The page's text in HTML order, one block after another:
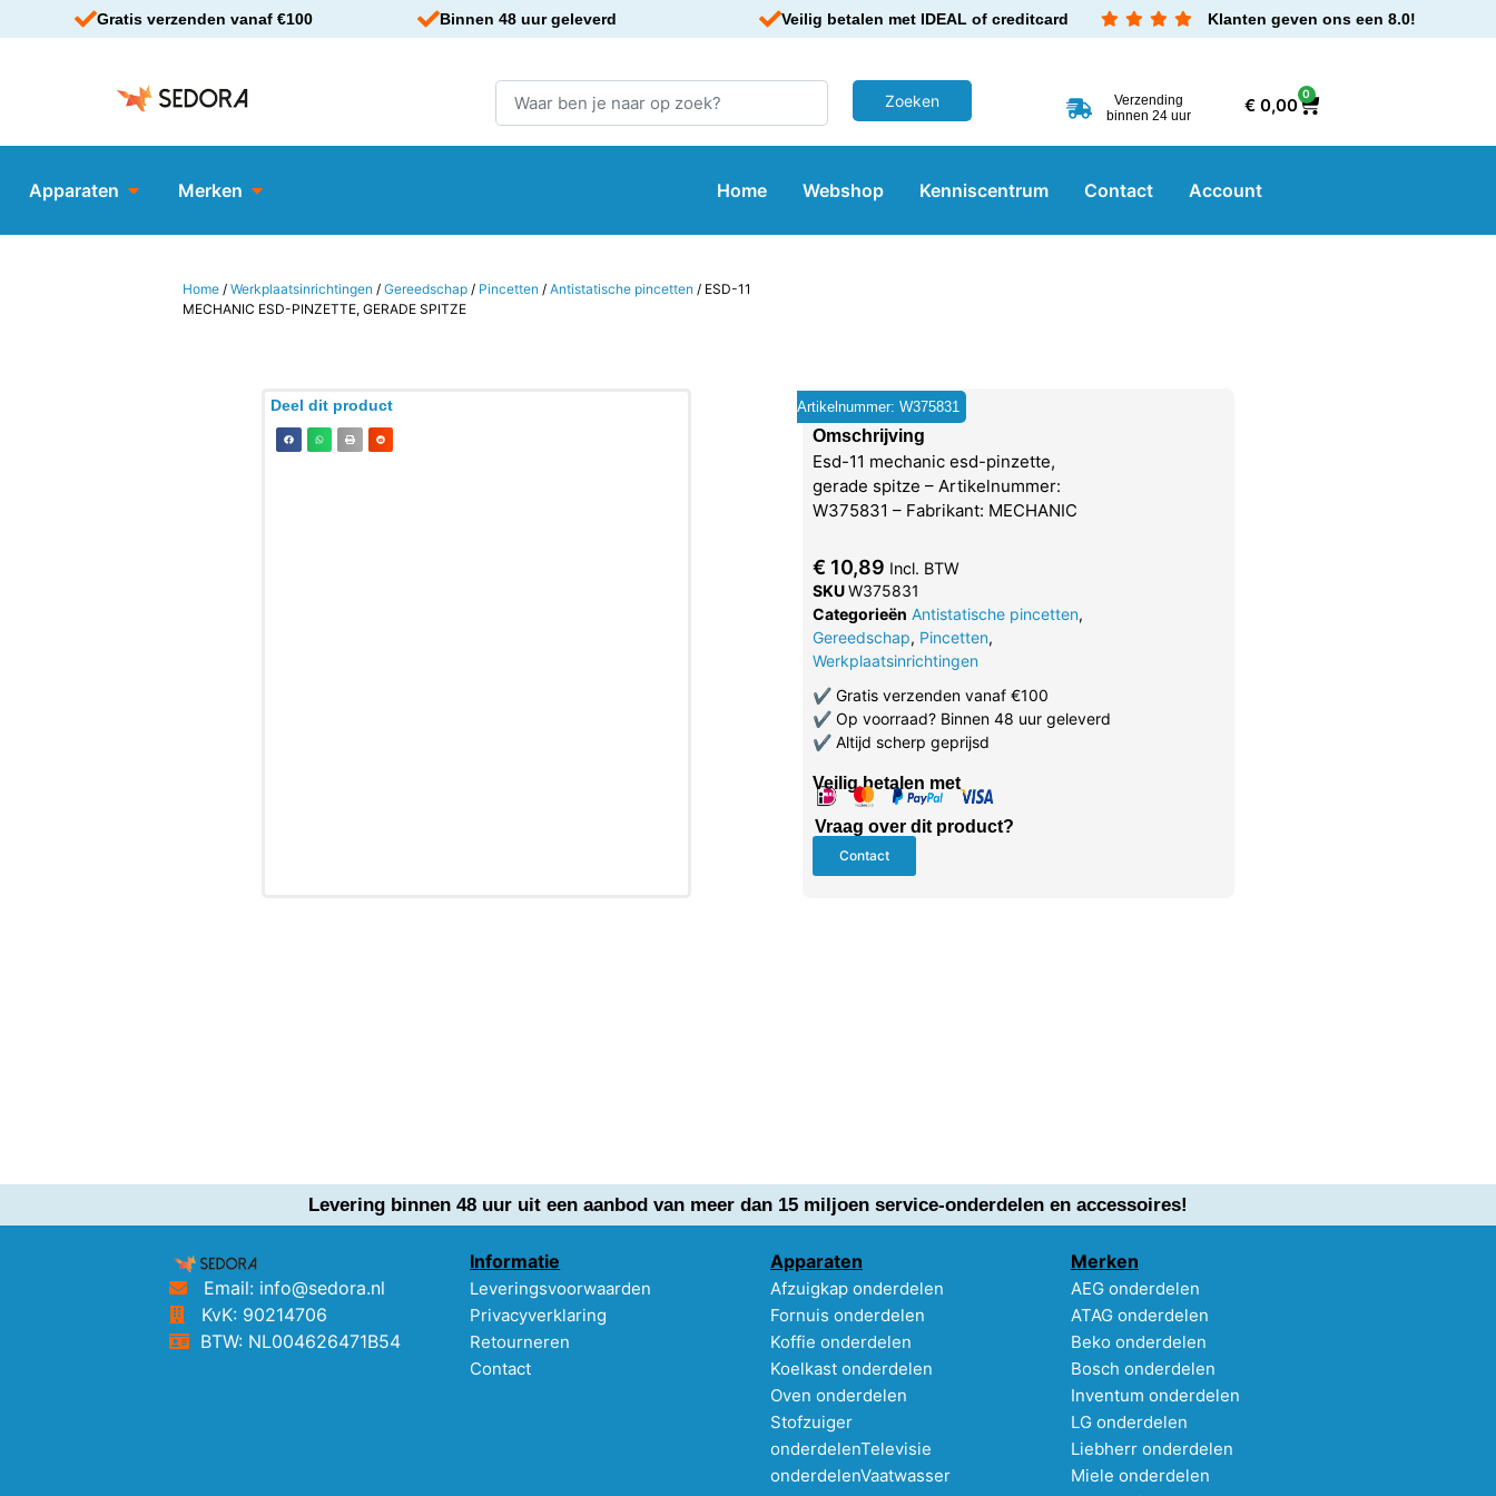
Gratis verzenden vanaf €100 Binnen 48 uur geleverd Veilig betalen met IDEAL of creditcard Klanten geven ons een 8.0!
Verzending
binnen 24 uur
€0,00
0
Apparaten Merken Home Webshop Kenniscentrum Contact Account
Home /Werkplaatsinrichtingen /Gereedschap / Pincetten /Antistatische pincetten / ESD-11
MECHANIC ESD-PINZETTE, GERADE SPITZE
Deel dit product Artikelnummer: W375831
Omschrijving
Esd-11 mechanic esd-pinzette,
gerade spitze – Artikelnummer:
W375831 – Fabrikant: MECHANIC
€ 10,89 Incl. BTW
SKUW375831
Categorieën Antistatische pincetten,
Gereedschap, Pincetten,
Werkplaatsinrichtingen
✔Gratis verzenden vanaf €100
✔Op voorraad? Binnen 48 uur geleverd
✔Altijd scherp geprijsd
Veilig betalen met
Vraag over dit product?
Contact
Levering binnen 48 uur uit een aanbod van meer dan 15 miljoen service-onderdelen en accessoires!
Email: info@sedora.nl
KvK: 90214706
BTW: NL004626471B54
Informatie
Leveringsvoorwaarden
Privacyverklaring
Retourneren
Contact
Apparaten
Afzuigkap onderdelen
Fornuis onderdelen
Koffie onderdelen
Koelkast onderdelen
Oven onderdelen
Stofzuiger
onderdelenTelevisie
onderdelenVaatwasser
Merken
AEG onderdelen
ATAG onderdelen
Beko onderdelen
Bosch onderdelen
Inventum onderdelen
LG onderdelen
Liebherr onderdelen
Miele onderdelen